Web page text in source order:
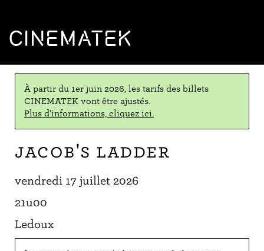
CINEMATEK
À partir du 1er juin 2026, les tarifs des billets
CINEMATEK vont être ajustés.
Plus d’informations, cliquez ici.
Jacob's Ladder
vendredi 17 juillet 2026
21u00
Ledoux